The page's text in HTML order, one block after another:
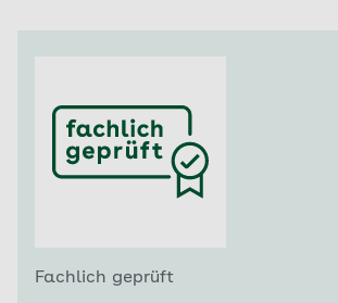
Fachlich geprüft